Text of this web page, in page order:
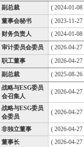
副总裁
( 2024-01-
董事会秘书
( 2023-11-
财务负责人
( 2024-01-
审计委员会委员
( 2026-04-
职工董事
( 2026-04-
副总裁 ( 2025-08-
战略与ESG委员
会召集人
( 2026-04-
战略与ESG委员
会委员
( 2026-04-
非独立董事
( 2026-04-
董事长
( 2026-04-